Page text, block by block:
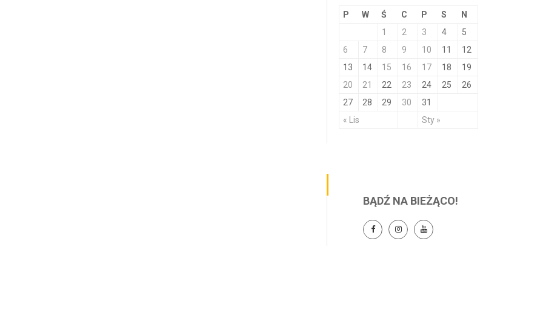
P W Ś C P S N
« Lis Sty »
1 2 3 4
5
6
7 8 9 10 11
12
13
14 15 16 17 18
19
20
21 22 23 24 25
26
27
28 29 30 31
BĄDŹ NA BIEŻĄCO!